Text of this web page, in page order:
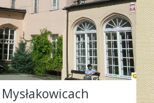
Mysłakowicach